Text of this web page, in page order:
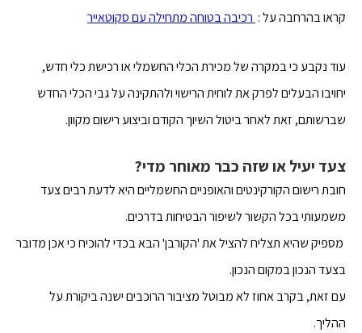
קראו בהרחבה על : רכיבה בטוחה מתחילה עם סקוטאייר
עוד נקבע כי במקרה של מכירת הכלי החשמלי או רכישת כלי חדש,
יחויבו הבעלים לפרק את לוחית הרישוי ולהתקינה על גבי הכלי החדש
שברשותם, זאת לאחר ביטול השיוך הקודם וביצוע רישום מקוון.
צעד יעיל או שזה כבר מאוחר מדי?
חובת רישום הקורקינטים והאופניים החשמליים היא לדעת רבים צעד
משמעותי בכל הקשור לשיפור הבטיחות בדרכים.
מספיק שהיא תצליח להציל את 'הקורבן' הבא בכדי להוכיח כי אכן מדובר
בצעד הנכון במקום הנכון.
עם זאת, בקרב אחוז לא מבוטל מציבור הרוכבים ישנה ביקורת על
ההליך.